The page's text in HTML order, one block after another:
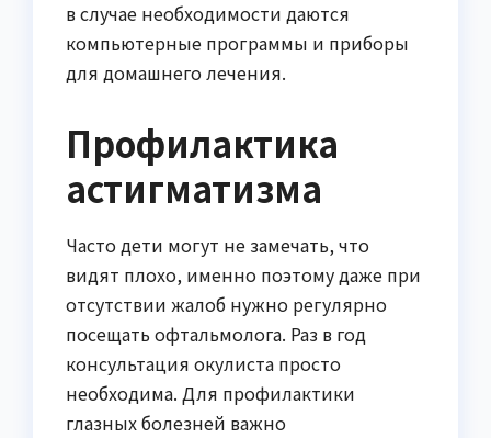
в случае необходимости даются
компьютерные программы и приборы
для домашнего лечения.
Профилактика
астигматизма
Часто дети могут не замечать, что
видят плохо, именно поэтому даже при
отсутствии жалоб нужно регулярно
посещать офтальмолога. Раз в год
консультация окулиста просто
необходима. Для профилактики
глазных болезней важно